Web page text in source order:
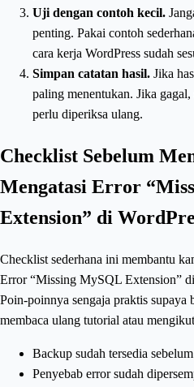
Uji dengan contoh kecil.
penting. Pakai contoh
cara kerja WordPress sudah
Simpan catatan hasil. Jika
paling menentukan. Jika
perlu diperiksa ulang.
Checklist Sebelum
Mengatasi Error
Extension” di
Checklist sederhana ini membantu
Error “Missing MySQL Extension”
Poin-poinnya sengaja praktis supaya
membaca ulang tutorial atau
Backup sudah tersedia
Penyebab error sudah